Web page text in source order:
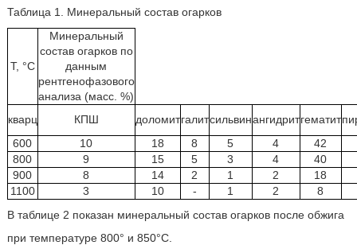
Таблица 1. Минеральный состав огарков
T, °С
Минеральный
состав огарков по
данным
рентгенофазового
анализа (масс. %)
кварц
КПШ доломитгалитсильвинангидритгематит
600
10 18 8 5 4
42
800
9 15 5 3 4
40
900
8 14 2 1 2
18
1100
3 10 - 1 2
8
В таблице 2 показан минеральный состав огарков после обжига
при температуре 800° и 850°С.